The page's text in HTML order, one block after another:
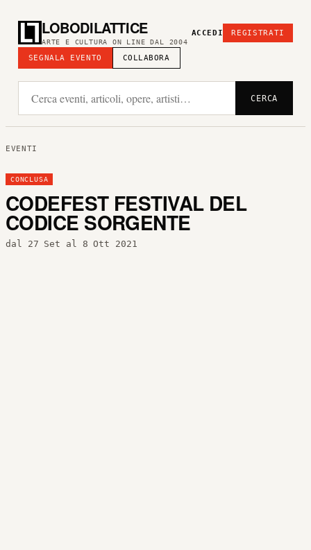
LOBODILATTICE
ARTE E CULTURA ON LINE DAL 2004
SEGNALA EVENTO COLLABORA
ACCEDI REGISTRATI
CERCA
EVENTI
CONCLUSA
CODEFEST FESTIVAL DEL
CODICE SORGENTE
dal 27 Set al 8 Ott 2021